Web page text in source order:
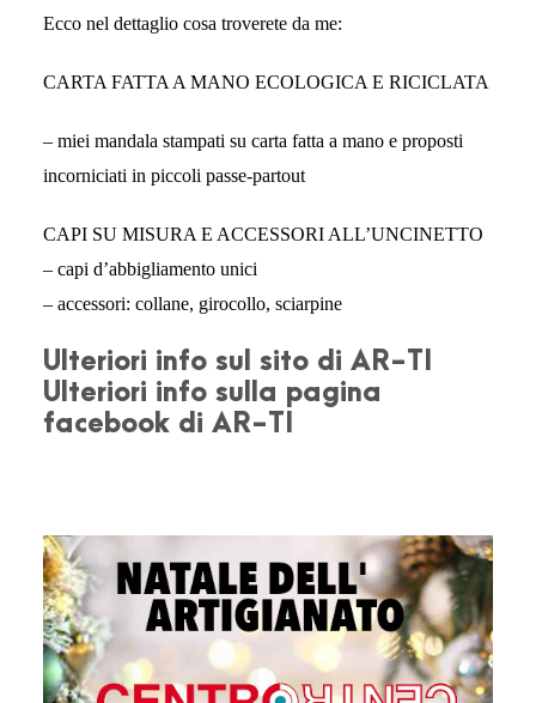
Ecco nel dettaglio cosa troverete da me:
CARTA FATTA A MANO ECOLOGICA E RICICLATA
– miei mandala stampati su carta fatta a mano e proposti
incorniciati in piccoli passe-partout
CAPI SU MISURA E ACCESSORI ALL’UNCINETTO
– capi d’abbigliamento unici
– accessori: collane, girocollo, sciarpine
Ulteriori info sul sito di AR-TI
Ulteriori info sulla pagina
facebook di AR-TI